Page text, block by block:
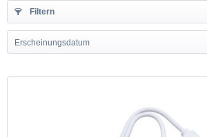
Filtern
Erscheinungsdatum